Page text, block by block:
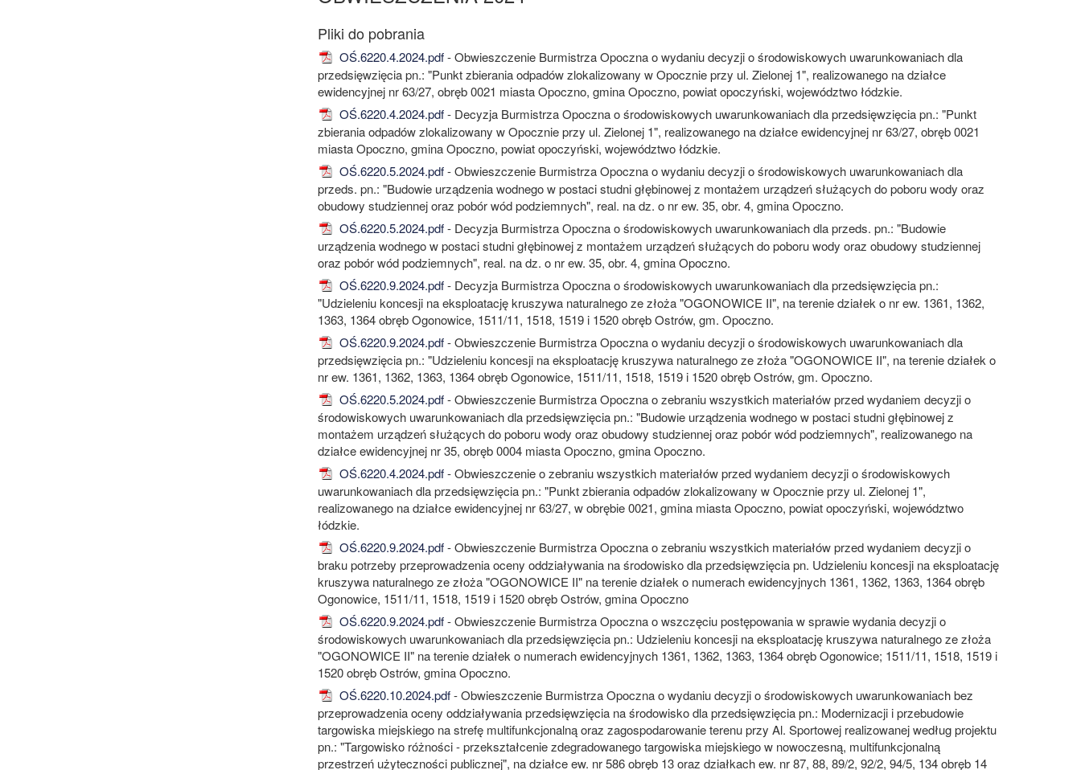
OŚ.6220.4.2024.pdf - Obwieszczenie Burmistrza Opoczna o wydaniu decyzji o środowiskowych uwarunkowaniach dla
przedsięwzięcia pn.: "Punkt zbierania odpadów zlokalizowany w Opocznie przy ul. Zielonej 1", realizowanego na działce
ewidencyjnej nr 63/27, obręb 0021 miasta Opoczno, gmina Opoczno, powiat opoczyński, województwo łódzkie.
OŚ.6220.4.2024.pdf - Decyzja Burmistrza Opoczna o środowiskowych uwarunkowaniach dla przedsięwzięcia pn.: "Punkt
zbierania odpadów zlokalizowany w Opocznie przy ul. Zielonej 1", realizowanego na działce ewidencyjnej nr 63/27, obręb 0021
miasta Opoczno, gmina Opoczno, powiat opoczyński, województwo łódzkie.
OŚ.6220.5.2024.pdf - Obwieszczenie Burmistrza Opoczna o wydaniu decyzji o środowiskowych uwarunkowaniach dla
przeds. pn.: "Budowie urządzenia wodnego w postaci studni głębinowej z montażem urządzeń służących do poboru wody oraz
obudowy studziennej oraz pobór wód podziemnych", real. na dz. o nr ew. 35, obr. 4, gmina Opoczno.
OŚ.6220.5.2024.pdf - Decyzja Burmistrza Opoczna o środowiskowych uwarunkowaniach dla przeds. pn.: "Budowie
urządzenia wodnego w postaci studni głębinowej z montażem urządzeń służących do poboru wody oraz obudowy studziennej
oraz pobór wód podziemnych", real. na dz. o nr ew. 35, obr. 4, gmina Opoczno.
OŚ.6220.9.2024.pdf - Decyzja Burmistrza Opoczna o środowiskowych uwarunkowaniach dla przedsięwzięcia pn.:
"Udzieleniu koncesji na eksploatację kruszywa naturalnego ze złoża "OGONOWICE II", na terenie działek o nr ew. 1361, 1362,
1363, 1364 obręb Ogonowice, 1511/11, 1518, 1519 i 1520 obręb Ostrów, gm. Opoczno.
OŚ.6220.9.2024.pdf - Obwieszczenie Burmistrza Opoczna o wydaniu decyzji o środowiskowych uwarunkowaniach dla
przedsięwzięcia pn.: "Udzieleniu koncesji na eksploatację kruszywa naturalnego ze złoża "OGONOWICE II", na terenie działek o
nr ew. 1361, 1362, 1363, 1364 obręb Ogonowice, 1511/11, 1518, 1519 i 1520 obręb Ostrów, gm. Opoczno.
OŚ.6220.5.2024.pdf - Obwieszczenie Burmistrza Opoczna o zebraniu wszystkich materiałów przed wydaniem decyzji o
środowiskowych uwarunkowaniach dla przedsięwzięcia pn.: "Budowie urządzenia wodnego w postaci studni głębinowej z
montażem urządzeń służących do poboru wody oraz obudowy studziennej oraz pobór wód podziemnych", realizowanego na
działce ewidencyjnej nr 35, obręb 0004 miasta Opoczno, gmina Opoczno.
OŚ.6220.4.2024.pdf - Obwieszczenie o zebraniu wszystkich materiałów przed wydaniem decyzji o środowiskowych
uwarunkowaniach dla przedsięwzięcia pn.: "Punkt zbierania odpadów zlokalizowany w Opocznie przy ul. Zielonej 1",
realizowanego na działce ewidencyjnej nr 63/27, w obrębie 0021, gmina miasta Opoczno, powiat opoczyński, województwo
łódzkie.
OŚ.6220.9.2024.pdf - Obwieszczenie Burmistrza Opoczna o zebraniu wszystkich materiałów przed wydaniem decyzji o
braku potrzeby przeprowadzenia oceny oddziaływania na środowisko dla przedsięwzięcia pn. Udzieleniu koncesji na eksploatację
kruszywa naturalnego ze złoża "OGONOWICE II" na terenie działek o numerach ewidencyjnych 1361, 1362, 1363, 1364 obręb
Ogonowice, 1511/11, 1518, 1519 i 1520 obręb Ostrów, gmina Opoczno
OŚ.6220.9.2024.pdf - Obwieszczenie Burmistrza Opoczna o wszczęciu postępowania w sprawie wydania decyzji o
środowiskowych uwarunkowaniach dla przedsięwzięcia pn.: Udzieleniu koncesji na eksploatację kruszywa naturalnego ze złoża
"OGONOWICE II" na terenie działek o numerach ewidencyjnych 1361, 1362, 1363, 1364 obręb Ogonowice; 1511/11, 1518, 1519 i
1520 obręb Ostrów, gmina Opoczno.
OŚ.6220.10.2024.pdf - Obwieszczenie Burmistrza Opoczna o wydaniu decyzji o środowiskowych uwarunkowaniach bez
przeprowadzenia oceny oddziaływania przedsięwzięcia na środowisko dla przedsięwzięcia pn.: Modernizacji i przebudowie
targowiska miejskiego na strefę multifunkcjonalną oraz zagospodarowanie terenu przy Al. Sportowej realizowanej według projektu
pn.: "Targowisko różności - przekształcenie zdegradowanego targowiska miejskiego w nowoczesną, multifunkcjonalną
przestrzeń użyteczności publicznej", na działce ew. nr 586 obręb 13 oraz działkach ew. nr 87, 88, 89/2, 92/2, 94/5, 134 obręb 14